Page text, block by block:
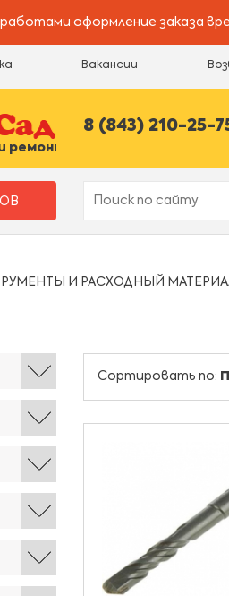
работами оформление заказа
Вакансии
ремонта
8 (843) 210-25-
И РАСХОДНЫЙ
Сортировать по: